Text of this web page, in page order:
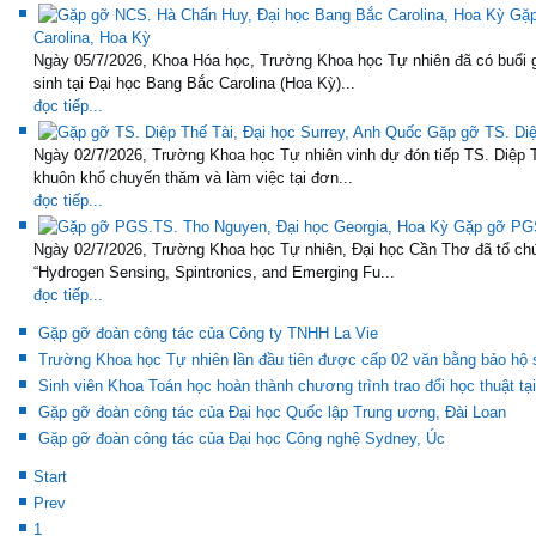
Carolina, Hoa Kỳ
Ngày 05/7/2026, Khoa Hóa học, Trường Khoa học Tự nhiên đã có
sinh tại Đại học Bang Bắc Carolina (Hoa Kỳ)...
đọc tiếp...
Gặp gỡ TS.
Ngày 02/7/2026, Trường Khoa học Tự nhiên vinh dự đón tiếp TS. Diệp
khuôn khổ chuyến thăm và làm việc tại đơn...
đọc tiếp...
Gặp gỡ
Ngày 02/7/2026, Trường Khoa học Tự nhiên, Đại học Cần Thơ đã tổ
“Hydrogen Sensing, Spintronics, and Emerging Fu...
đọc tiếp...
Gặp gỡ đoàn công tác của Công ty TNHH La Vie
Trường Khoa học Tự nhiên lần đầu tiên được cấp 02 văn bằng bảo
Sinh viên Khoa Toán học hoàn thành chương trình trao đổi học thuật
Gặp gỡ đoàn công tác của Đại học Quốc lập Trung ương, Đài Loan
Gặp gỡ đoàn công tác của Đại học Công nghệ Sydney, Úc
Start
Prev
1